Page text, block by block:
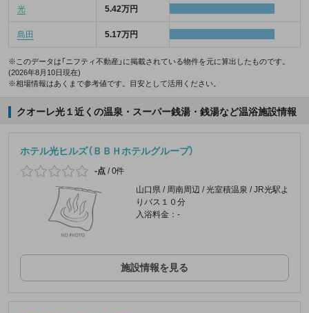
光 5.42万円
島田 5.17万円
※このデータは「ニフティ不動産」に掲載されている物件を元に算出したものです。
(2026年8月10日現在)
※相場情報はあくまで参考値です。目安として活用ください。
クオーレ光１近くの温泉・スーパー銭湯・銭湯など温浴施設情報
ホテル光ヒルズ（ＢＢＨホテルグループ）
-点 /0件
山口県 / 周南周辺 / 光室積温泉 / JR光駅よ
りバス１０分
入浴料金：-
施設情報を見る